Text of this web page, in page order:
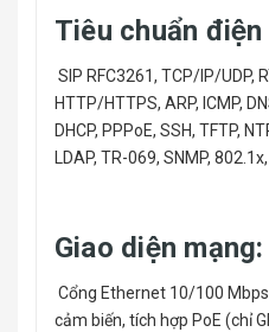
Tiêu chuẩn
SIP RFC3261, TCP/IP/UDP,
HTTP/HTTPS, ARP, ICMP,
DHCP, PPPoE, SSH, TFTP,
LDAP, TR-069, SNMP,
Giao diện mạng:
Cổng Ethernet 10/100
cảm biến, tích hợp PoE (chỉ